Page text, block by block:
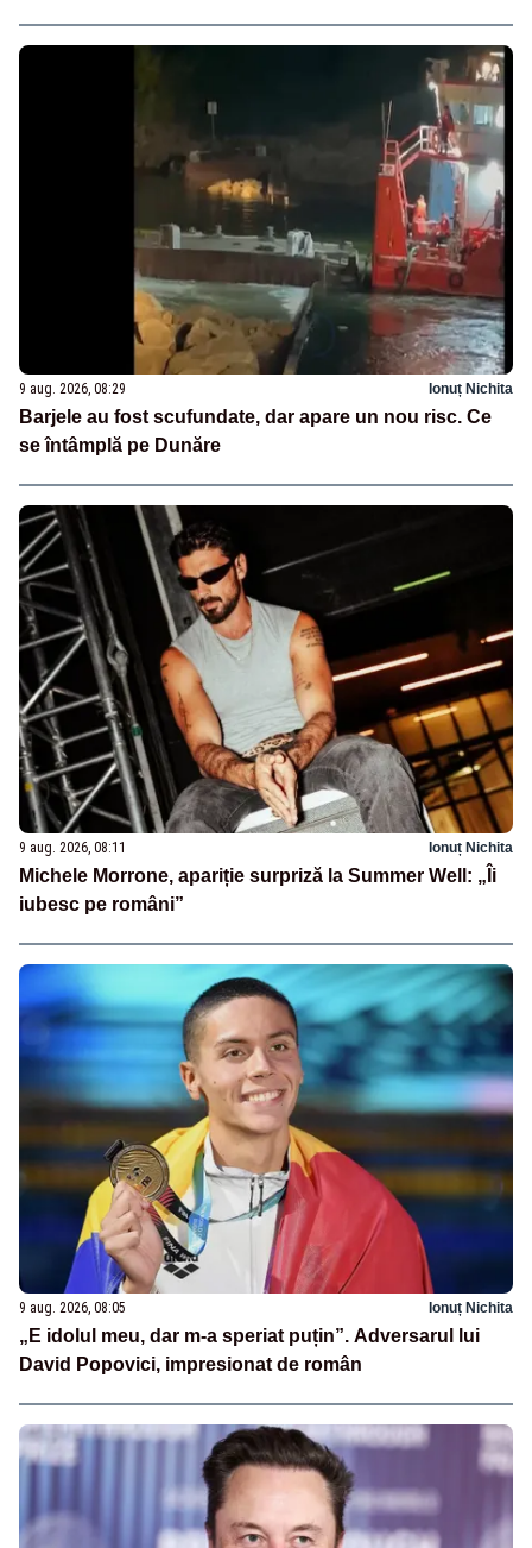
9 aug. 2026, 08:29 Ionuț Nichita
Barjele au fost scufundate, dar apare un nou risc. Ce
se întâmplă pe Dunăre
9 aug. 2026, 08:11 Ionuț Nichita
Michele Morrone, apariție surpriză la Summer Well: „Îi
iubesc pe români”
9 aug. 2026, 08:05 Ionuț Nichita
„E idolul meu, dar m-a speriat puțin”. Adversarul lui
David Popovici, impresionat de român